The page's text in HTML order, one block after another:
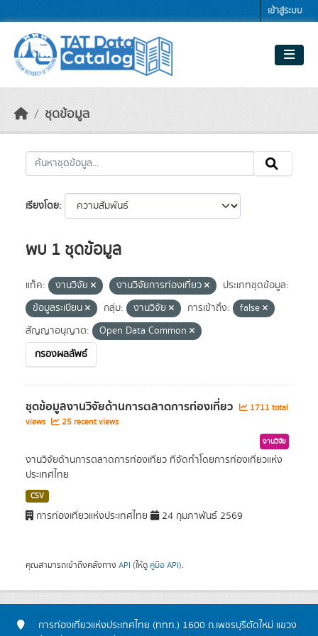
เข้าสู่ระบบ
ชุดข้อมูล
เรียงโดย
พบ 1 ชุดข้อมูล
แท็ค: งานวิจัย งานวิจัยการท่องเที่ยว
ประเภทชุดข้อมูล:
ข้อมูลระเบียน
กลุ่ม: งานวิจัย การเข้าถึง:
false
สัญญาอนุญาต:
Open Data Common
กรองผลลัพธ์
ชุดข้อมูลงานวิจัยด้านการตลาดการท่องเที่ยว
1711 total
views
25 recent views
งานวิจัย
งานวิจัยด้านการตลาดการท่องเที่ยว ที่จัดทำโดยการท่องเที่ยวแห่ง
ประเทศไทย
CSV
การท่องเที่ยวแห่งประเทศไทย 24 กุมภาพันธ์ 2569
คุณสามารถเข้าถึงคลังทาง API (ให้ดู คู่มือ API).
การท่องเที่ยวแห่งประเทศไทย (ททท.) 1600 ถ.เพชรบุรีตัดใหม่ แขวง